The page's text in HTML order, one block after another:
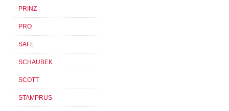
PRINZ
PRO
SAFE
SCHAUBEK
SCOTT
STAMPRUS